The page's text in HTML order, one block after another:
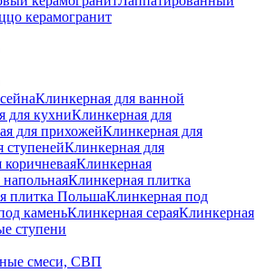
керамогранит
Клинкерная для ванной
для кухниКлинкерная для
для прихожейКлинкерная для
ступенейКлинкерная для
Клинкерная
Клинкерная плитка
плитка ПольшаКлинкерная под
каменьКлинкерная сераяКлинкерная
ступени
смеси, СВП